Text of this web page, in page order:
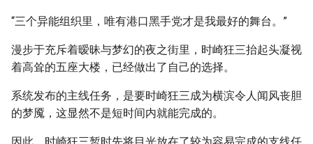
“三个异能组织里，唯有港口黑手党才是我最好的舞台。”
漫步于充斥着暧昧与梦幻的夜之街里，时崎狂三抬起头凝视
着高耸的五座大楼，已经做出了自己的选择。
系统发布的主线任务，是要时崎狂三成为横滨令人闻风丧胆
的梦魇，这显然不是短时间内就能完成的。